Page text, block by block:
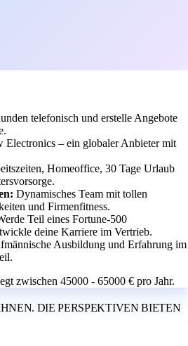
telefonisch und erstelle Angebote
Electronics – ein globaler Anbieter mit
Homeoffice, 30 Tage Urlaub
Dynamisches Team mit tollen
und Firmenfitness.
Teil eines Fortune-500
deine Karriere im Vertrieb.
Ausbildung und Erfahrung im
zwischen 45000 - 65000 € pro Jahr.
DIE PERSPEKTIVEN BIETEN